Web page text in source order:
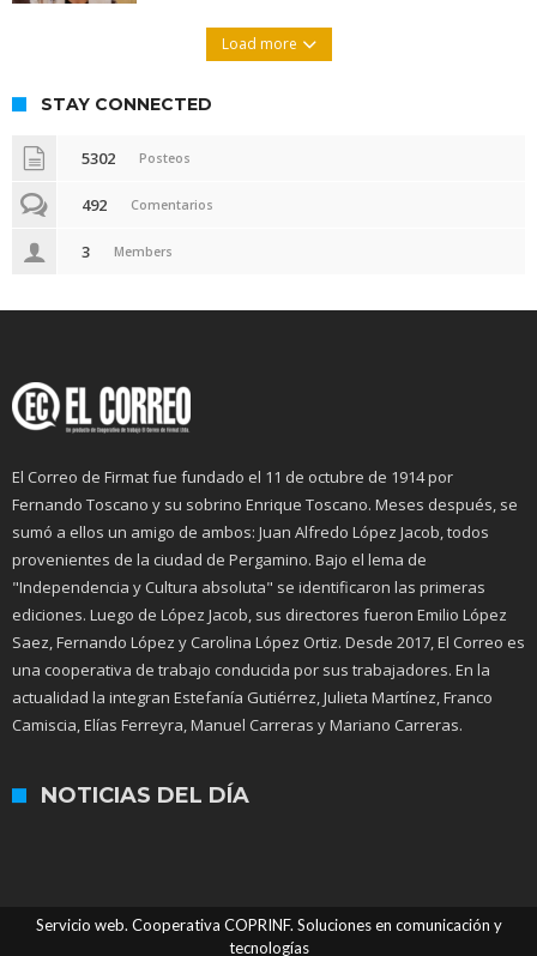
Load more
STAY CONNECTED
5302 Posteos
492 Comentarios
3 Members
El Correo de Firmat fue fundado el 11 de octubre de 1914 por
Fernando Toscano y su sobrino Enrique Toscano. Meses después, se
sumó a ellos un amigo de ambos: Juan Alfredo López Jacob, todos
provenientes de la ciudad de Pergamino. Bajo el lema de
"Independencia y Cultura absoluta" se identificaron las primeras
ediciones. Luego de López Jacob, sus directores fueron Emilio López
Saez, Fernando López y Carolina López Ortiz. Desde 2017, El Correo es
una cooperativa de trabajo conducida por sus trabajadores. En la
actualidad la integran Estefanía Gutiérrez, Julieta Martínez, Franco
Camiscia, Elías Ferreyra, Manuel Carreras y Mariano Carreras.
NOTICIAS DEL DÍA
Servicio web. Cooperativa COPRINF. Soluciones en comunicación y
tecnologías